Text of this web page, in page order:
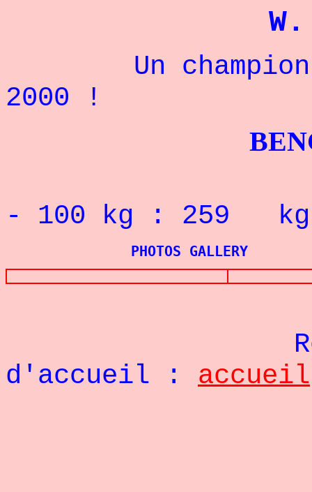
Un champion
2000 !
- 100 kg : 259 kg
PHOTOS GALLERY
d'accueil : accueil